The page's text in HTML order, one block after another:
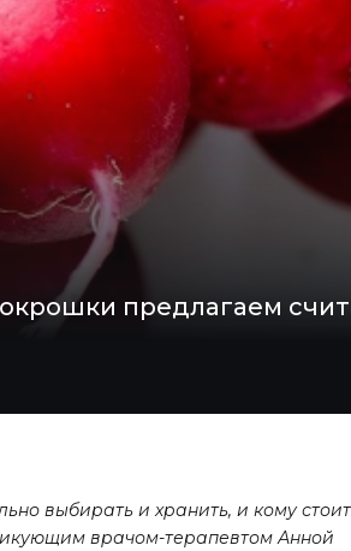
предлагаем
выбирать и хранить, и кому стоит
врачом-терапевтом Анной